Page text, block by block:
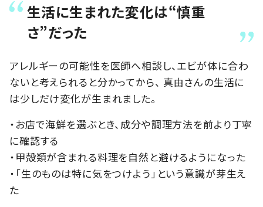
生活に生まれた変化は“慎重
さ”だった
アレルギーの可能性を医師へ相談し、エビが体に合わ
ないと考えられると分かってから、 真由さんの生活に
は少しだけ変化が生まれました。
・お店で海鮮を選ぶとき、成分や調理方法を前より丁寧
に確認する
・甲殻類が含まれる料理を自然と避けるようになった
・「生のものは特に気をつけよう」という意識が芽生え
た